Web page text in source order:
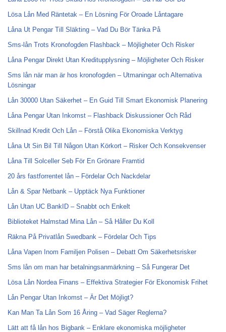
Lösa Lån Med Räntetak – En Lösning För Oroade Låntagare
Låna Ut Pengar Till Släkting – Vad Du Bör Tänka På
Sms-lån Trots Kronofogden Flashback – Möjligheter Och Risker
Låna Pengar Direkt Utan Kreditupplysning – Möjligheter Och Risker
Sms lån när man är hos kronofogden – Utmaningar och Alternativa
Lösningar
Lån 30000 Utan Säkerhet – En Guid Till Smart Ekonomisk Planering
Låna Pengar Utan Inkomst – Flashback Diskussioner Och Råd
Skillnad Kredit Och Lån – Förstå Olika Ekonomiska Verktyg
Låna Ut Sin Bil Till Någon Utan Körkort – Risker Och Konsekvenser
Låna Till Solceller Seb För En Grönare Framtid
20 års fastforrentet lån – Fördelar Och Nackdelar
Lån & Spar Netbank – Upptäck Nya Funktioner
Lån Utan UC BankID – Snabbt och Enkelt
Biblioteket Halmstad Mina Lån – Så Håller Du Koll
Räkna På Privatlån Swedbank – Fördelar Och Tips
Låna Vapen Inom Familjen Polisen – Debatt Om Säkerhetsrisker
Sms lån om man har betalningsanmärkning – Så Fungerar Det
Lösa Lån Nordea Finans – Effektiva Strategier För Ekonomisk Frihet
Lån Pengar Utan Inkomst – Är Det Möjligt?
Kan Man Ta Lån Som 16 Åring – Vad Säger Reglerna?
Lätt att få lån hos Bigbank – Enklare ekonomiska möjligheter